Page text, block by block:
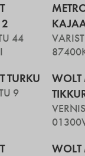
44
87400
TURKU
9
WOLT
01300
WOLT